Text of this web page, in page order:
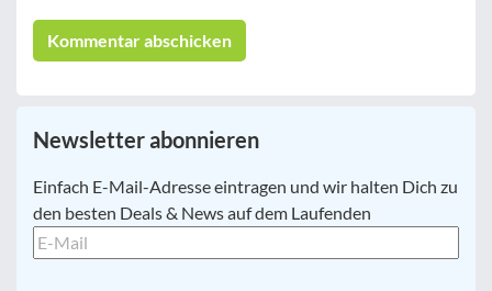
Newsletter abonnieren
E-
Mail *
Einfach E-Mail-Adresse eintragen und wir halten Dich zu
den besten Deals & News auf dem Laufenden